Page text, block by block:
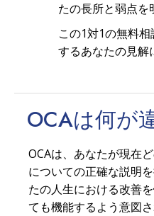
たの長所と弱点を
この1対1の無料
するあなたの見解
OCAは何が
OCAは、あなたが現在
についての正確な説明
たの人生における改善
ても機能するよう意図さ